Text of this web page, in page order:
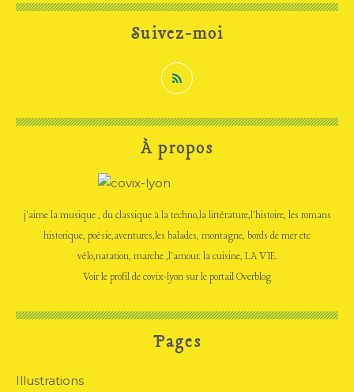
Pages
Illustrations
Suivez-moi
À propos
j'aime la musique , du classique à la techno,la littérature,l'histoire, les romans
historique, poésie,aventures,les balades, montagne, bords de mer etc
vélo,natation, marche ,l'amour. la cuisine, LA VIE.
Voir le profil decovix-lyon sur le portail Overblog